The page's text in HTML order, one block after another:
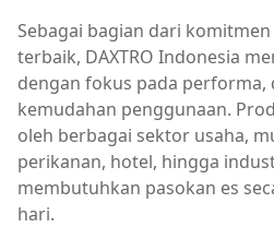
Sebagai bagian dari
terbaik, DAXTRO Indonesia
dengan fokus pada performa,
kemudahan penggunaan.
oleh berbagai sektor usaha,
perikanan, hotel, hingga
membutuhkan pasokan es
hari.